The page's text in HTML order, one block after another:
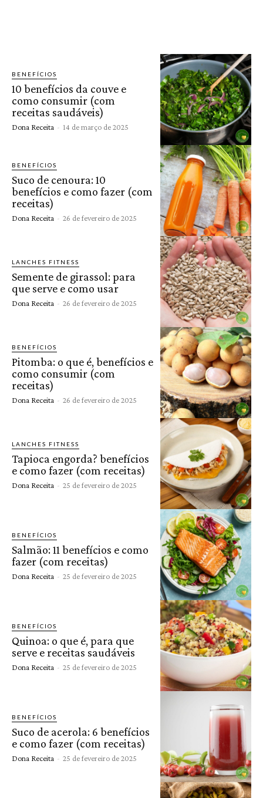
BENEFÍCIOS
10 benefícios da couve e
como consumir (com
receitas saudáveis)
Dona Receita - 14 de março de 2025
BENEFÍCIOS
Suco de cenoura: 10
benefícios e como fazer (com
receitas)
Dona Receita - 26 de fevereiro de 2025
LANCHES FITNESS
Semente de girassol: para
que serve e como usar
Dona Receita - 26 de fevereiro de 2025
BENEFÍCIOS
Pitomba: o que é, benefícios e
como consumir (com
receitas)
Dona Receita - 26 de fevereiro de 2025
LANCHES FITNESS
Tapioca engorda? benefícios
e como fazer (com receitas)
Dona Receita - 25 de fevereiro de 2025
BENEFÍCIOS
Salmão: 11 benefícios e como
fazer (com receitas)
Dona Receita - 25 de fevereiro de 2025
BENEFÍCIOS
Quinoa: o que é, para que
serve e receitas saudáveis
Dona Receita - 25 de fevereiro de 2025
BENEFÍCIOS
Suco de acerola: 6 benefícios
e como fazer (com receitas)
Dona Receita - 25 de fevereiro de 2025